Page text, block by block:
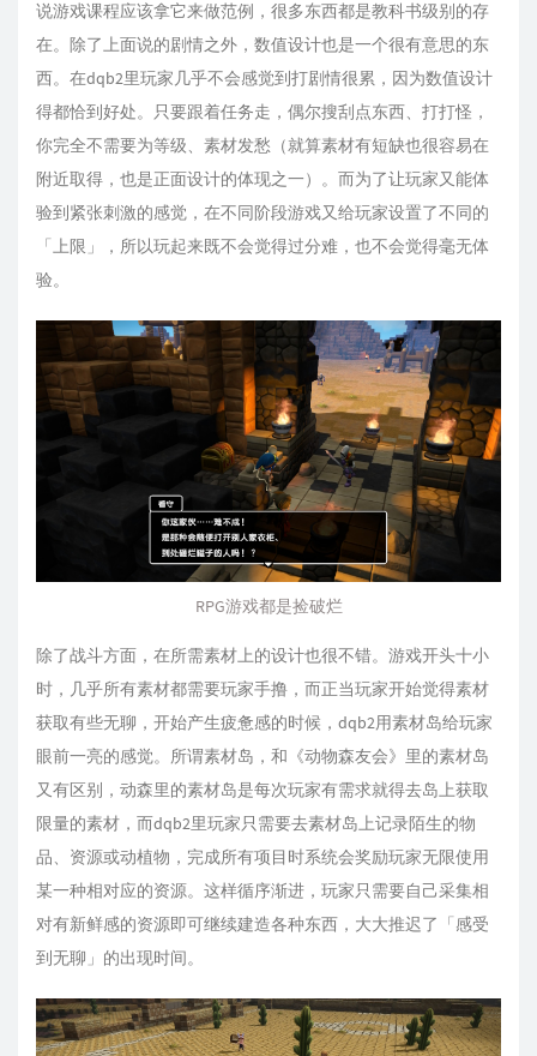
说游戏课程应该拿它来做范例，很多东西都是教科书级别的存
在。除了上面说的剧情之外，数值设计也是一个很有意思的东
西。在dqb2里玩家几乎不会感觉到打剧情很累，因为数值设计
得都恰到好处。只要跟着任务走，偶尔搜刮点东西、打打怪，
你完全不需要为等级、素材发愁（就算素材有短缺也很容易在
附近取得，也是正面设计的体现之一）。而为了让玩家又能体
验到紧张刺激的感觉，在不同阶段游戏又给玩家设置了不同的
「上限」，所以玩起来既不会觉得过分难，也不会觉得毫无体
验。
RPG游戏都是捡破烂
除了战斗方面，在所需素材上的设计也很不错。游戏开头十小
时，几乎所有素材都需要玩家手撸，而正当玩家开始觉得素材
获取有些无聊，开始产生疲惫感的时候，dqb2用素材岛给玩家
眼前一亮的感觉。所谓素材岛，和《动物森友会》里的素材岛
又有区别，动森里的素材岛是每次玩家有需求就得去岛上获取
限量的素材，而dqb2里玩家只需要去素材岛上记录陌生的物
品、资源或动植物，完成所有项目时系统会奖励玩家无限使用
某一种相对应的资源。这样循序渐进，玩家只需要自己采集相
对有新鲜感的资源即可继续建造各种东西，大大推迟了「感受
到无聊」的出现时间。